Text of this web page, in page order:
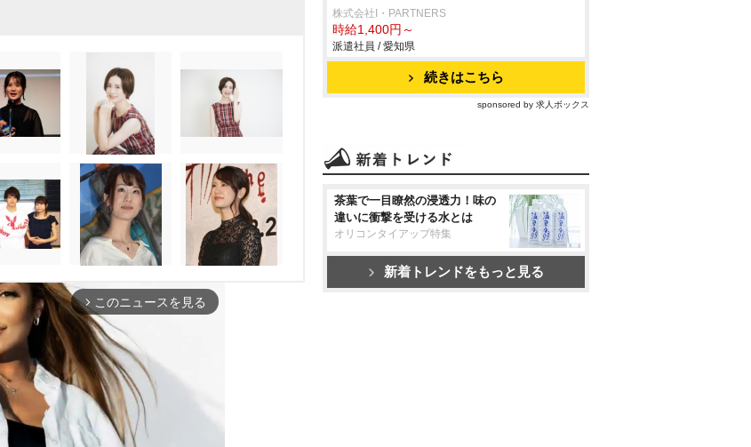
arrow_forward_ios このニュースを見る
株式会社I・PARTNERS
時給1,400円～
派遣社員 / 愛知県
続きはこちら
sponsored by 求人ボックス
茶葉で一目瞭然の浸透力！味の
違いに衝撃を受ける水とは
オリコンタイアップ特集
新着トレンドをもっと見る